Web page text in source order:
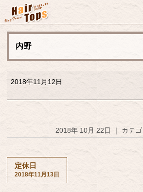
内野
野2018年11月12日
2018年 10月 22日 ｜ カテゴ
定休日
2018年11月13日